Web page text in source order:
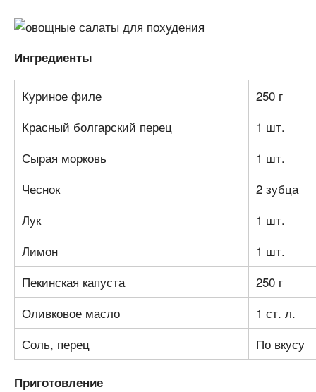
Ингредиенты
Куриное филе
250 г
Красный болгарский перец
1 шт.
Сырая морковь
1 шт.
Чеснок
2 зубца
Лук
1 шт.
Лимон
1 шт.
Пекинская капуста
250 г
Оливковое масло
1 ст. л.
Соль, перец
По вкусу
Приготовление